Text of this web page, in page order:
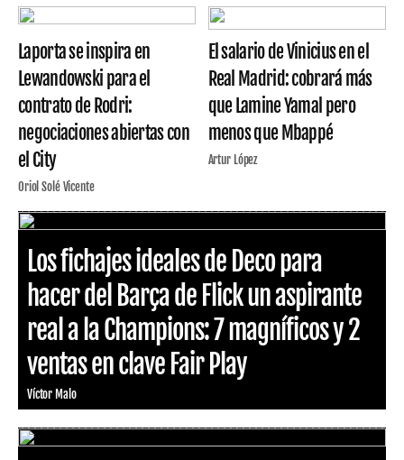
Laporta se inspira en
Lewandowski para el
contrato de Rodri:
negociaciones abiertas con
el City
Oriol Solé Vicente
El salario de Vinicius en el
Real Madrid: cobrará más
que Lamine Yamal pero
menos que Mbappé
Artur López
Los fichajes ideales de Deco para
hacer del Barça de Flick un aspirante
real a la Champions: 7 magníficos y 2
ventas en clave Fair Play
Víctor Malo